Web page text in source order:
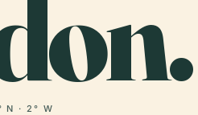
N · 2° W